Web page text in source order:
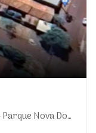
Dourados-MS